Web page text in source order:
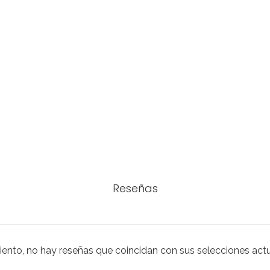
Reseñas
no hay reseñas que coincidan con sus selecciones